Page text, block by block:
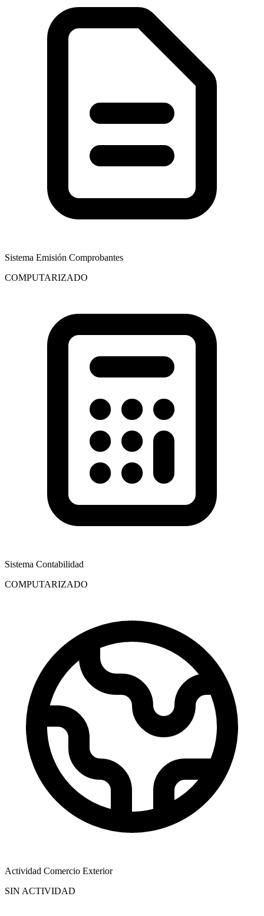
Sistema Emisión Comprobantes
COMPUTARIZADO
Sistema Contabilidad
COMPUTARIZADO
Actividad Comercio Exterior
SIN ACTIVIDAD